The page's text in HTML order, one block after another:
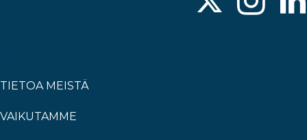
TIETOA MEISTÄ
VAIKUTAMME